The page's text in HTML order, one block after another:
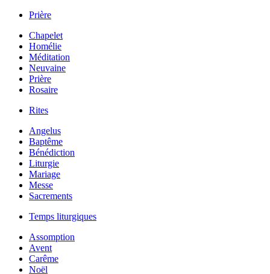
Prière
Chapelet
Homélie
Méditation
Neuvaine
Prière
Rosaire
Rites
Angelus
Baptême
Bénédiction
Liturgie
Mariage
Messe
Sacrements
Temps liturgiques
Assomption
Avent
Carême
Noël